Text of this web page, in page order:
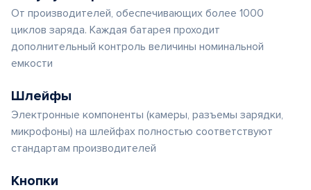
От производителей, обеспечивающих более 1000
циклов заряда. Каждая батарея проходит
дополнительный контроль величины номинальной
емкости
Шлейфы
Электронные компоненты (камеры, разъемы зарядки,
микрофоны) на шлейфах полностью соответствуют
стандартам производителей
Кнопки